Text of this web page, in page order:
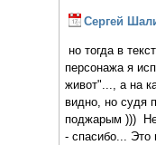
Сергей
но тогда в
персонажа я
живот"..., а на
видно, но судя
поджарым )))
- спасибо... Это